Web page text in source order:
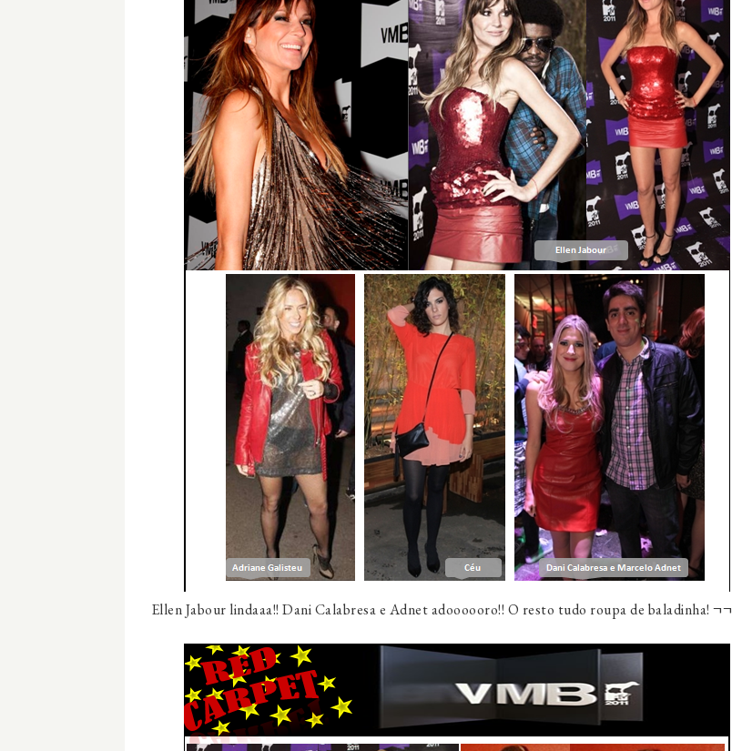
Ellen Jabour lindaaa!! Dani Calabresa e Adnet adoooooro!! O resto tudo roupa de baladinha! ¬¬